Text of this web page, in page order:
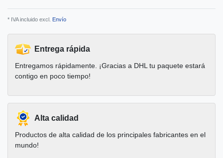
* IVA incluido excl. Envío
Entrega rápida
Entregamos rápidamente. ¡Gracias a DHL tu paquete estará
contigo en poco tiempo!
Alta calidad
Productos de alta calidad de los principales fabricantes en el
mundo!